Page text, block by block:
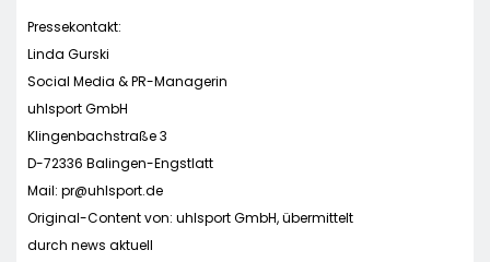
Pressekontakt:
Linda Gurski
Social Media & PR-Managerin
uhlsport GmbH
Klingenbachstraße 3
D-72336 Balingen-Engstlatt
Mail: pr@uhlsport.de
Original-Content von: uhlsport GmbH, übermittelt
durch news aktuell